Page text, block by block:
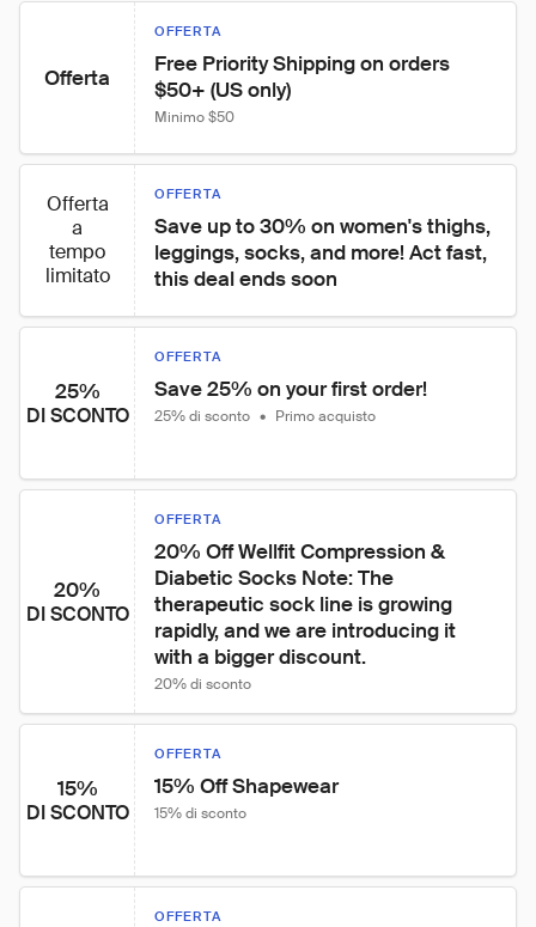
Offerta
OFFERTA
Free Priority Shipping on orders
$50+ (US only)
Minimo $50
Offerta
a
tempo
limitato
OFFERTA
Save up to 30% on women's thighs,
leggings, socks, and more! Act fast,
this deal ends soon
25%
DI SCONTO
OFFERTA
Save 25% on your first order!
25% di sconto • Primo acquisto
20%
DI SCONTO
OFFERTA
20% Off Wellfit Compression &
Diabetic Socks Note: The
therapeutic sock line is growing
rapidly, and we are introducing it
with a bigger discount.
20% di sconto
15%
DI SCONTO
OFFERTA
15% Off Shapewear
15% di sconto
OFFERTA